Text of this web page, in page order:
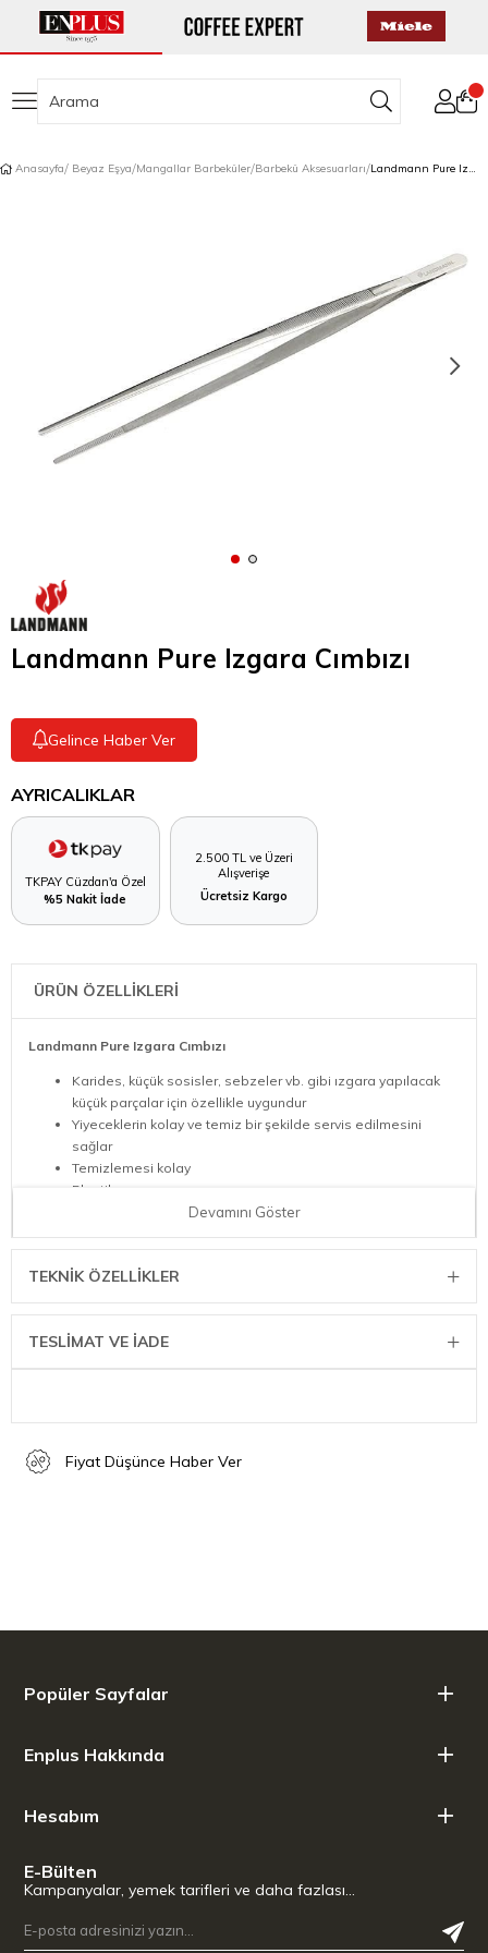
Anasayfa Beyaz Eşya Mangallar Barbeküler Barbekü Aksesuarları Landmann Pure Izgara Cımbızı
Landmann Pure Izgara Cımbızı
Gelince Haber Ver
AYRICALIKLAR
TKPAY Cüzdan'a Özel
%5 Nakit İade
2.500 TL ve Üzeri
Alışverişe
Ücretsiz Kargo
ÜRÜN ÖZELLİKLERİ
Landmann Pure Izgara Cımbızı
Karides, küçük sosisler, sebzeler vb. gibi ızgara yapılacak
küçük parçalar için özellikle uygundur
Yiyeceklerin kolay ve temiz bir şekilde servis edilmesini
sağlar
Temizlemesi kolay
Plastik sap
Uzunluk: 30 cm
Gıda ile temas sertifikasına sahip
Modern tasarım ve yüksek kalite
Devamını Göster
TEKNIK ÖZELLIKLER
TESLİMAT VE İADE
Fiyat Düşünce Haber Ver
Popüler Sayfalar
Enplus Hakkında
Hesabım
E-Bülten
Kampanyalar, yemek tarifleri ve daha fazlası…